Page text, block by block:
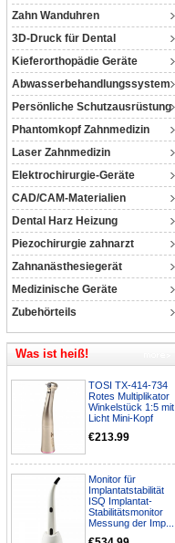
Zahn Wanduhren
3D-Druck für Dental
Kieferorthopädie Geräte
Abwasserbehandlungssystem
Persönliche Schutzausrüstung
Phantomkopf Zahnmedizin
Laser Zahnmedizin
Elektrochirurgie-Geräte
CAD/CAM-Materialien
Dental Harz Heizung
Piezochirurgie zahnarzt
Zahnanästhesiegerät
Medizinische Geräte
Zubehörteils
Was ist heiß!
TOSI TX-414-734
Rotes Multiplikator
Winkelstück 1:5 mit
Licht Mini-Kopf
€213.99
Monitor für
Implantatstabilität
ISQ Implantat-
Stabilitätsmonitor
Messung der Imp...